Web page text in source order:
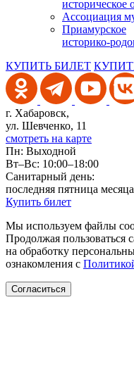
историческое
Ассоциация
Приамурское
историко-
КУПИТЬ БИЛЕТ
г. Хабаровск,
ул. Шевченко, 11
смотреть на карте
Пн: Выходной
Вт–Вс: 10:00–18:00
Санитарный день:
последняя пятница месяца
Купить билет
Мы используем файлы
Продолжая пользоваться
на обработку
ознакомления с
Согласиться